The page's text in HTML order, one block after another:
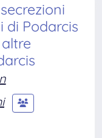
di Podarcis